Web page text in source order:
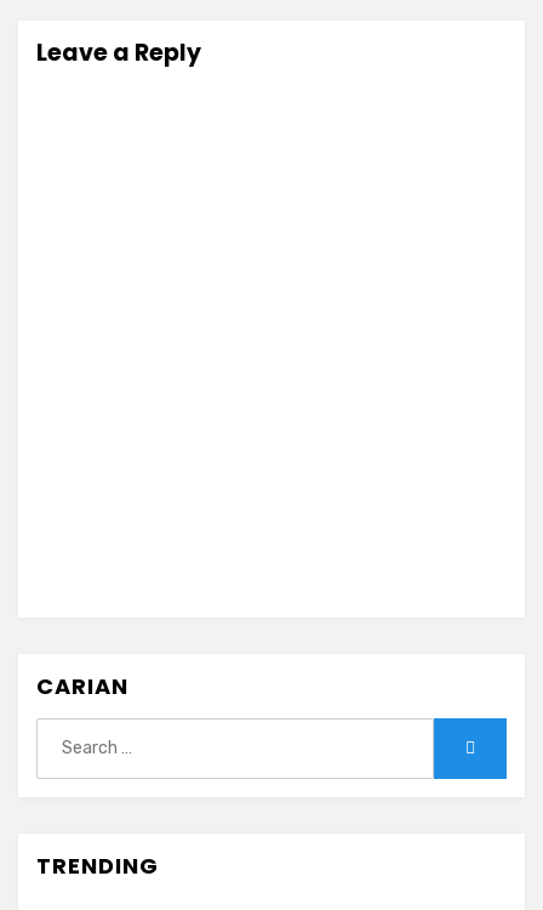
Leave a Reply
CARIAN
for:
TRENDING